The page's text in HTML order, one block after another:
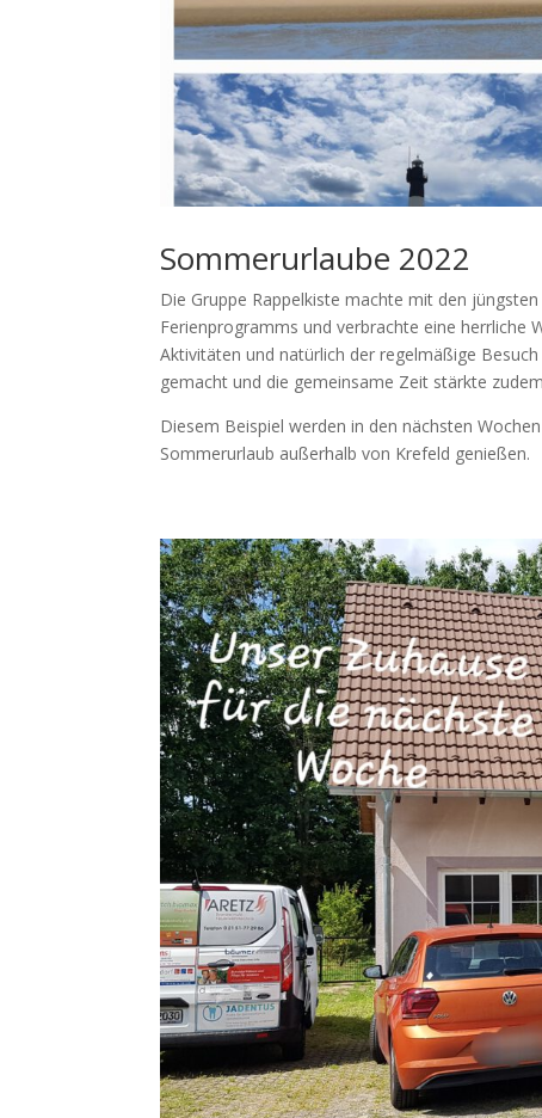
Sommerurlaube 2022
Die Gruppe Rappelkiste machte mit den
Ferienprogramms und verbrachte eine herrliche
Aktivitäten und natürlich der regelmäßige
gemacht und die gemeinsame Zeit stärkte
Diesem Beispiel werden in den nächsten
Sommerurlaub außerhalb von Krefeld genießen.